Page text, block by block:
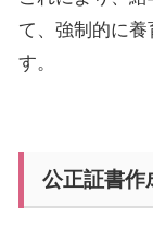
て、強制的に
す。
公正証書作